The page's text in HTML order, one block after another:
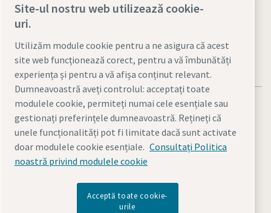
Visit the site
Notificări legale şi de confidenţialitate
Gestionarea cookie-urilorAccesibilitate
© 2026 Atlas Copco AB
Site-ul nostru web utilizează cookie-
uri.
Utilizăm module cookie pentru a ne asigura că acest
site web funcționează corect, pentru a vă îmbunătăți
experiența și pentru a vă afișa conținut relevant.
Dumneavoastră aveți controlul: acceptați toate
modulele cookie, permiteți numai cele esențiale sau
gestionați preferințele dumneavoastră. Rețineți că
unele funcționalități pot fi limitate dacă sunt activate
doar modulele cookie esențiale. Consultați Politica
noastră privind modulele cookie
Acceptă toate cookie-
urile